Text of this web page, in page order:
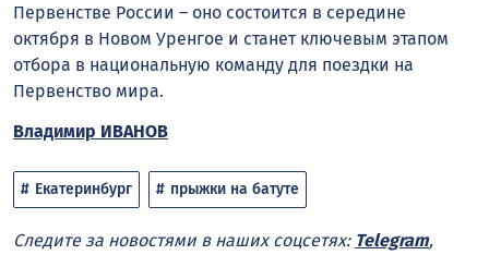
Первенстве России – оно состоится в середине
октября в Новом Уренгое и станет ключевым этапом
отбора в национальную команду для поездки на
Первенство мира.
Владимир ИВАНОВ
Екатеринбург прыжки на батуте
Следите за новостями в наших соцсетях: Telegram,